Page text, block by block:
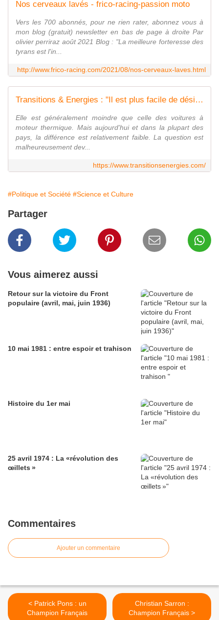
Nos cerveaux lavés - frico-racing-passion moto
Vers les 700 abonnés, pour ne rien rater, abonnez vous à
mon blog (gratuit) newsletter en bas de page à droite Par
olivier perriraz août 2021 Blog : "La meilleure forteresse des
tyrans est l'in...
http://www.frico-racing.com/2021/08/nos-cerveaux-laves.html
Transitions & Energies : "Il est plus facile de désintégrer un atome qu'un préjugé" A. Einstein
Elle est généralement moindre que celle des voitures à
moteur thermique. Mais aujourd'hui et dans la plupart des
pays, la différence est relativement faible. La question est
malheureusement dev...
https://www.transitionsenergies.com/
#Politique et Société #Science et Culture
Partager
Vous aimerez aussi
Retour sur la victoire du Front
populaire (avril, mai, juin 1936)
10 mai 1981 : entre espoir et trahison
Histoire du 1er mai
25 avril 1974 : La «révolution des
œillets »
Commentaires
Ajouter un commentaire
< Patrick Pons : un
Champion Français
Christian Sarron :
Champion Français >